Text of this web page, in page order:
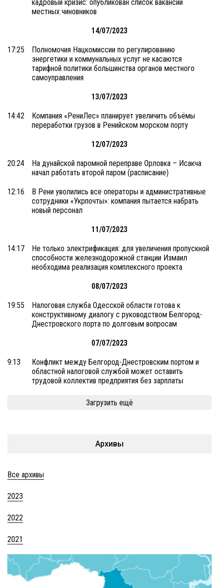
кадровый кризис: опубликован список вакансий
местных чиновников
14/07/2023
17:25
Полномочия Нацкомиссии по регулированию
энергетики и коммунальных услуг не касаются
тарифной политики большинства органов местного
самоуправления
13/07/2023
14:42
Компания «РениЛес» планирует увеличить объёмы
переработки грузов в Ренийском морском порту
12/07/2023
20:24
На дунайской паромной переправе Орловка – Исакча
начал работать второй паром (расписание)
12:16
В Рени уволились все операторы и административные
сотрудники «Укрпочты»: компания пытается набрать
новый персонал
11/07/2023
14:17
Не только электрификация: для увеличения пропускной
способности железнодорожной станции Измаил
необходима реализация комплексного проекта
08/07/2023
19:55
Налоговая служба Одесской области готова к
конструктивному диалогу с руководством Белгород-
Днестровского порта по долговым вопросам
07/07/2023
9:13
Конфликт между Белгород-Днестровским портом и
областной налоговой службой может оставить
трудовой коллектив предприятия без зарплаты
Загрузить ещё
Архивы
Все архивы
2023
2022
2021